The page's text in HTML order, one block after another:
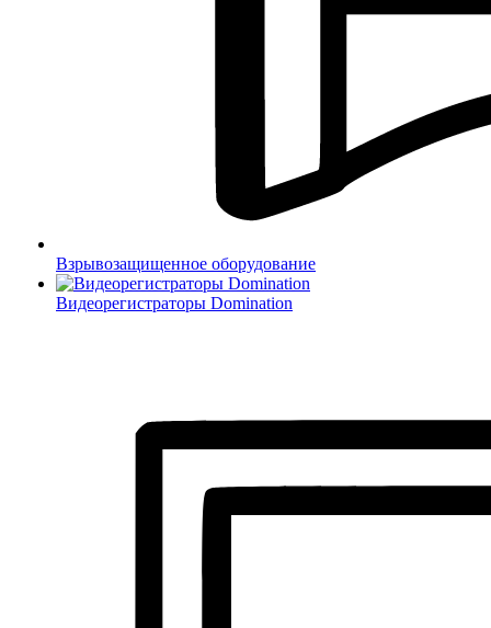
Взрывозащищенное оборудование
Видеорегистраторы Domination